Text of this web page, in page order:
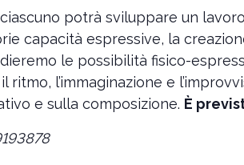
potrà sviluppare un
capacità espressive, la
le possibilità fisico-
ritmo, l’immaginazione e
e sulla composizione. È